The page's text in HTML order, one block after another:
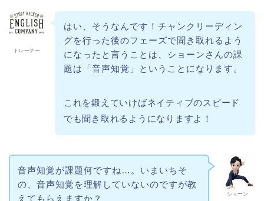
トレーナー
はい、そうなんです！チャンクリーディン
グを行った後のフェーズで聞き取れるよう
になったと言うことは、ショーンさんの課
題は「音声知覚」ということになります。
これを鍛えていけばネイティブのスピード
でも聞き取れるようになりますよ！
ショーン
音声知覚が課題何ですね…。いまいちそ
の、音声知覚を理解していないのですが教
えてもらえますか？